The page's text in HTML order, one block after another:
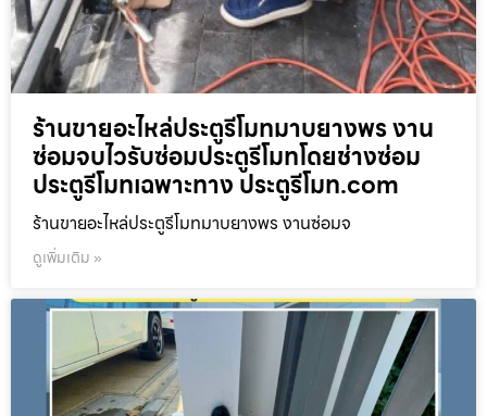
ร้านขายอะไหล่ประตูรีโมทมาบยางพร งาน
ซ่อมจบไวรับซ่อมประตูรีโมทโดยช่างซ่อม
ประตูรีโมทเฉพาะทาง ประตูรีโมท.com
ร้านขายอะไหล่ประตูรีโมทมาบยางพร งานซ่อมจ
ดูเพิ่มเติม »